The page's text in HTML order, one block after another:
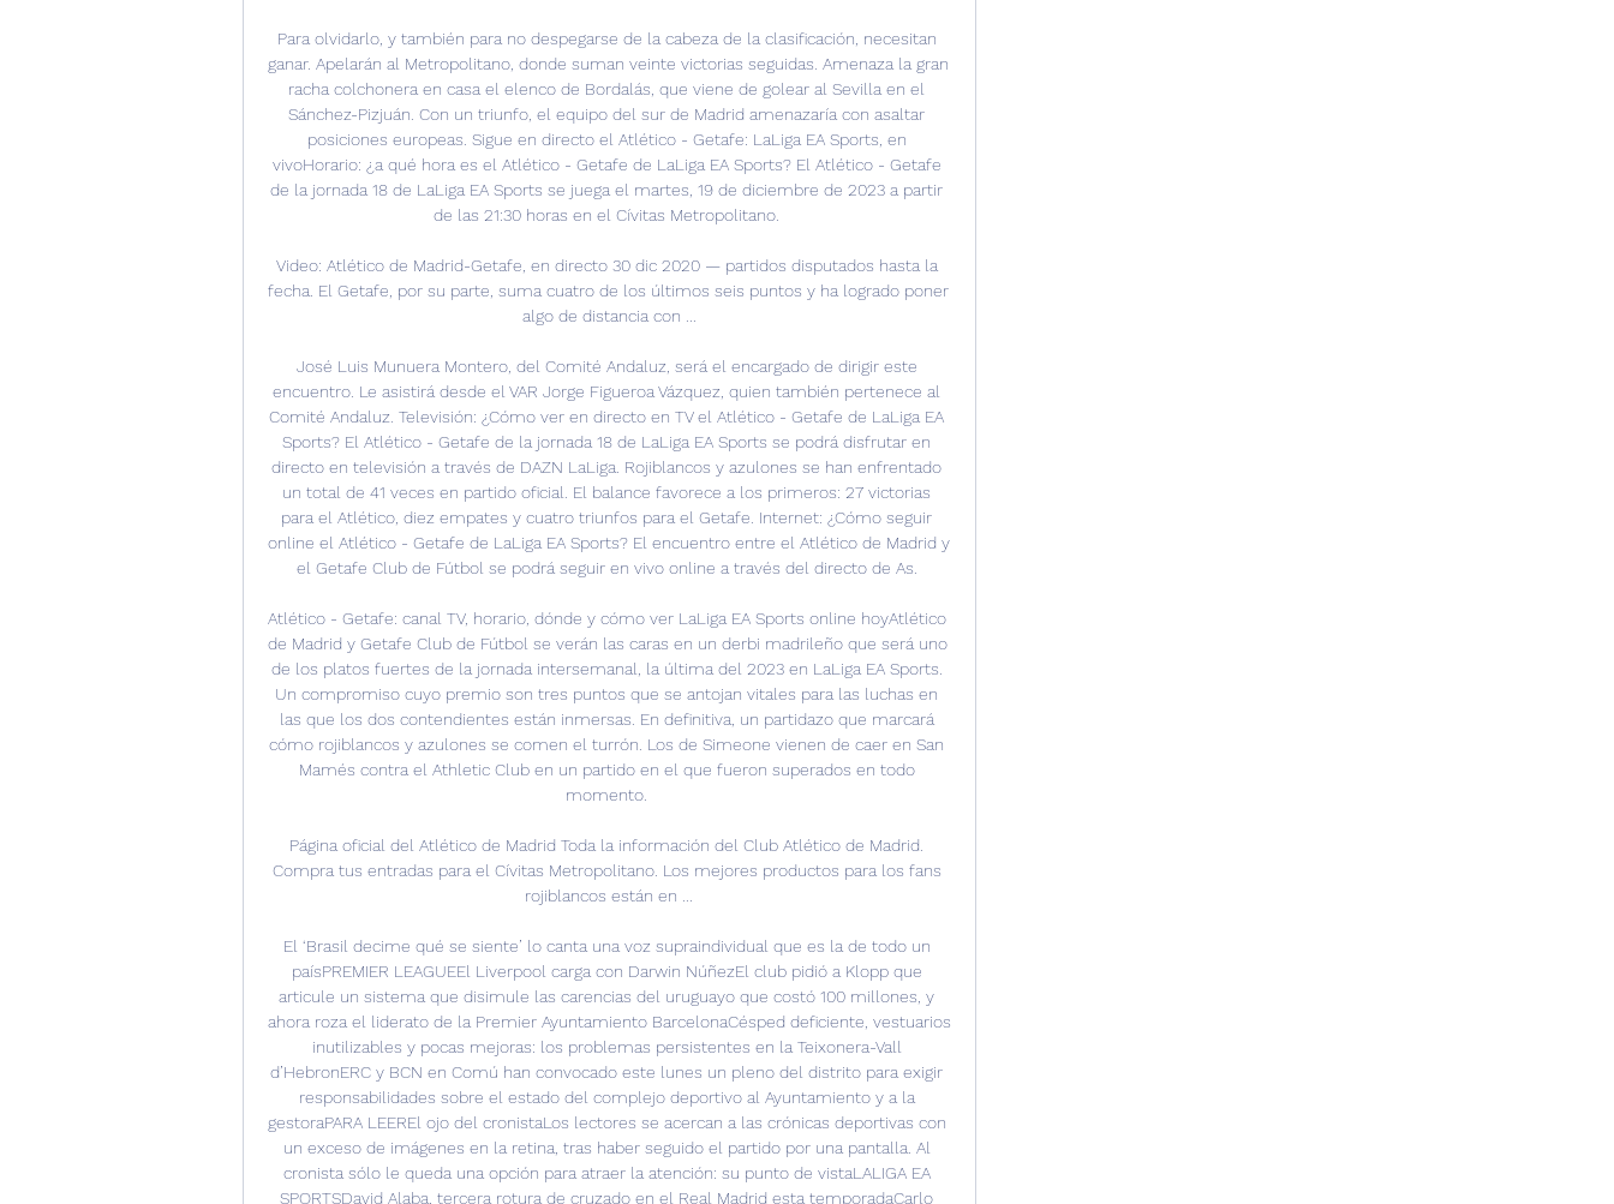
Para olvidarlo, y también para no despegarse de la cabeza de la clasificación, necesitan
ganar. Apelarán al Metropolitano, donde suman veinte victorias seguidas. Amenaza la gran
racha colchonera en casa el elenco de Bordalás, que viene de golear al Sevilla en el
Sánchez-Pizjuán. Con un triunfo, el equipo del sur de Madrid amenazaría con asaltar
posiciones europeas. Sigue en directo el Atlético - Getafe: LaLiga EA Sports, en
vivoHorario: ¿a qué hora es el Atlético - Getafe de LaLiga EA Sports? El Atlético - Getafe
de la jornada 18 de LaLiga EA Sports se juega el martes, 19 de diciembre de 2023 a partir
de las 21:30 horas en el Cívitas Metropolitano.
Video: Atlético de Madrid-Getafe, en directo 30 dic 2020 — partidos disputados hasta la
fecha. El Getafe, por su parte, suma cuatro de los últimos seis puntos y ha logrado poner
algo de distancia con ...
José Luis Munuera Montero, del Comité Andaluz, será el encargado de dirigir este
encuentro. Le asistirá desde el VAR Jorge Figueroa Vázquez, quien también pertenece al
Comité Andaluz. Televisión: ¿Cómo ver en directo en TV el Atlético - Getafe de LaLiga EA
Sports? El Atlético - Getafe de la jornada 18 de LaLiga EA Sports se podrá disfrutar en
directo en televisión a través de DAZN LaLiga. Rojiblancos y azulones se han enfrentado
un total de 41 veces en partido oficial. El balance favorece a los primeros: 27 victorias
para el Atlético, diez empates y cuatro triunfos para el Getafe. Internet: ¿Cómo seguir
online el Atlético - Getafe de LaLiga EA Sports? El encuentro entre el Atlético de Madrid y
el Getafe Club de Fútbol se podrá seguir en vivo online a través del directo de As.
Atlético - Getafe: canal TV, horario, dónde y cómo ver LaLiga EA Sports online hoyAtlético
de Madrid y Getafe Club de Fútbol se verán las caras en un derbi madrileño que será uno
de los platos fuertes de la jornada intersemanal, la última del 2023 en LaLiga EA Sports.
Un compromiso cuyo premio son tres puntos que se antojan vitales para las luchas en
las que los dos contendientes están inmersas. En definitiva, un partidazo que marcará
cómo rojiblancos y azulones se comen el turrón. Los de Simeone vienen de caer en San
Mamés contra el Athletic Club en un partido en el que fueron superados en todo
momento.
Página oficial del Atlético de Madrid Toda la información del Club Atlético de Madrid.
Compra tus entradas para el Cívitas Metropolitano. Los mejores productos para los fans
rojiblancos están en ...
El ‘Brasil decime qué se siente’ lo canta una voz supraindividual que es la de todo un
paísPREMIER LEAGUEEl Liverpool carga con Darwin NúñezEl club pidió a Klopp que
articule un sistema que disimule las carencias del uruguayo que costó 100 millones, y
ahora roza el liderato de la Premier Ayuntamiento BarcelonaCésped deficiente, vestuarios
inutilizables y pocas mejoras: los problemas persistentes en la Teixonera-Vall
d’HebronERC y BCN en Comú han convocado este lunes un pleno del distrito para exigir
responsabilidades sobre el estado del complejo deportivo al Ayuntamiento y a la
gestoraPARA LEEREl ojo del cronistaLos lectores se acercan a las crónicas deportivas con
un exceso de imágenes en la retina, tras haber seguido el partido por una pantalla. Al
cronista sólo le queda una opción para atraer la atención: su punto de vistaLALIGA EA
SPORTSDavid Alaba, tercera rotura de cruzado en el Real Madrid esta temporadaCarlo